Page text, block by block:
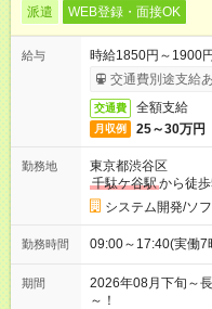
派遣 WEB登録・面接OK
給与
時給1850円～1900
交通費別途支給
交通費 全額支給
月収例 25～30万円
勤務地
東京都渋谷区
千駄ケ谷駅から徒
システム開発/ソ
勤務時間 09:00～17:40(実働
期間
2026年08月下旬
～！